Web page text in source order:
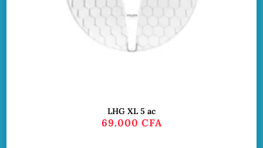
LHG XL 5 ac
69.000 CFA